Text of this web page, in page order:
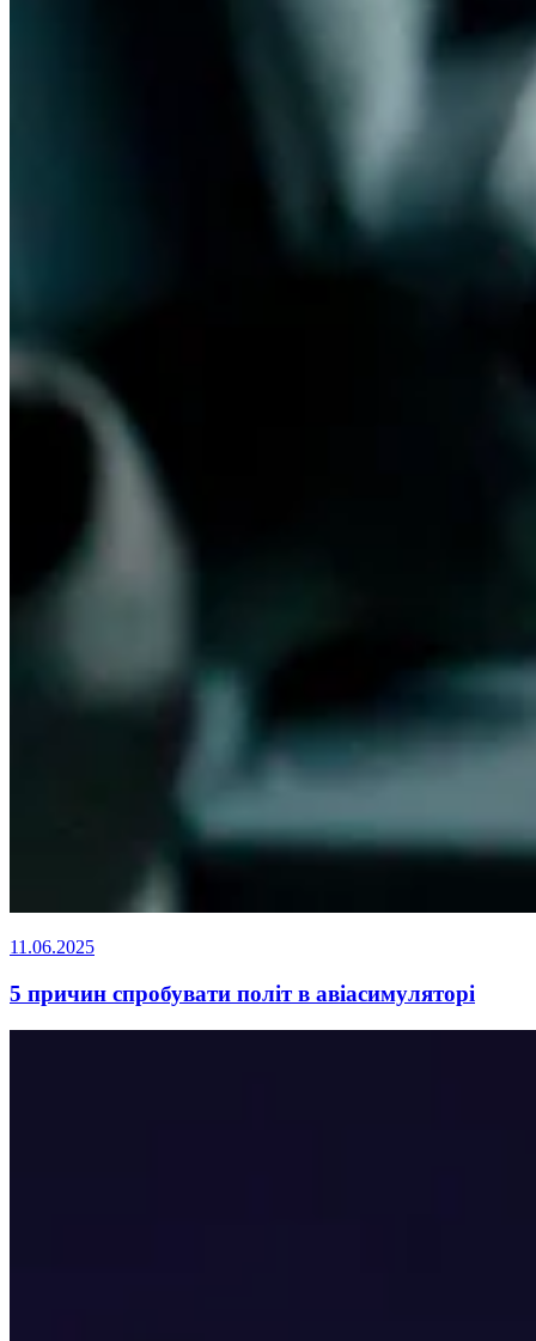
11.06.2025
5 причин спробувати політ в авіасимуляторі